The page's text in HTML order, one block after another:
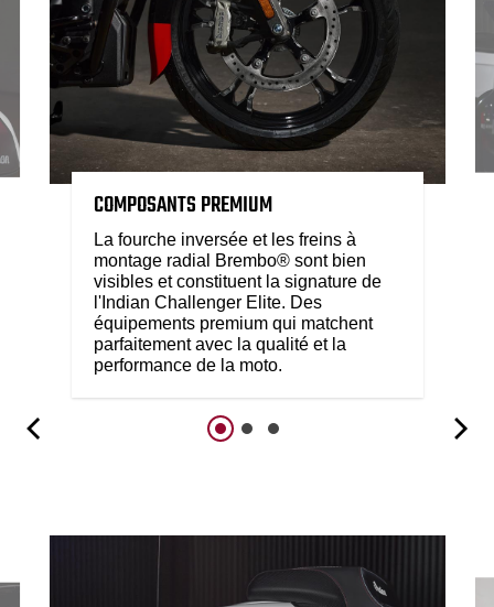
COMPOSANTS PREMIUM
La fourche inversée et les freins à
montage radial Brembo® sont bien
visibles et constituent la signature de
l'Indian Challenger Elite. Des
équipements premium qui matchent
parfaitement avec la qualité et la
performance de la moto.